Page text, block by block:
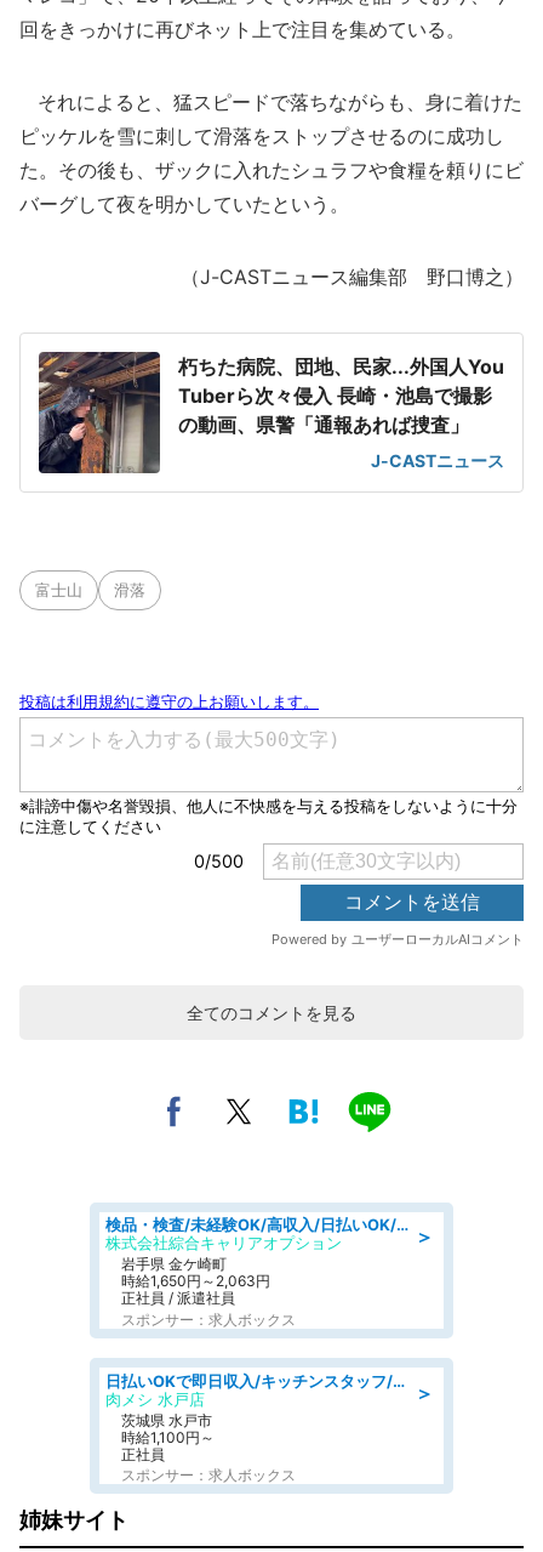
回をきっかけに再びネット上で注目を集めている。
それによると、猛スピードで落ちながらも、身に着けた
ピッケルを雪に刺して滑落をストップさせるのに成功し
た。その後も、ザックに入れたシュラフや食糧を頼りにビ
バーグして夜を明かしていたという。
（J-CASTニュース編集部 野口博之）
朽ちた病院、団地、民家...外国人You
Tuberら次々侵入 長崎・池島で撮影
の動画、県警「通報あれば捜査」
J-CASTニュース
富士山 滑落
全てのコメントを見る
＞
検品・検査/未経験OK/高収入/日払いOK/交替制/20・30・40代活躍中
株式会社綜合キャリアオプション
岩手県 金ケ崎町
時給1,650円～2,063円
正社員 / 派遣社員
スポンサー：求人ボックス
＞
日払いOKで即日収入/キッチンスタッフ/デリバリー業務など、自己成長可能な幅広い仕事に挑戦!髪型自由&ピアス・ネイルOK/茨城県/水戸市
肉メシ 水戸店
茨城県 水戸市
時給1,100円～
正社員
スポンサー：求人ボックス
姉妹サイト